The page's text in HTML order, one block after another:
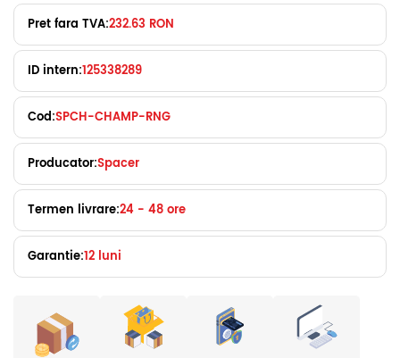
Pret fara TVA:232.63 RON
ID intern:125338289
Cod:SPCH-CHAMP-RNG
Producator:Spacer
Termen livrare:24 - 48 ore
Garantie:12 luni